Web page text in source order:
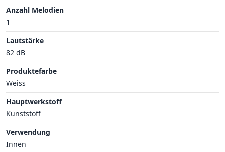
Anzahl Melodien
1
Lautstärke
82 dB
Produktefarbe
Weiss
Hauptwerkstoff
Kunststoff
Verwendung
Innen